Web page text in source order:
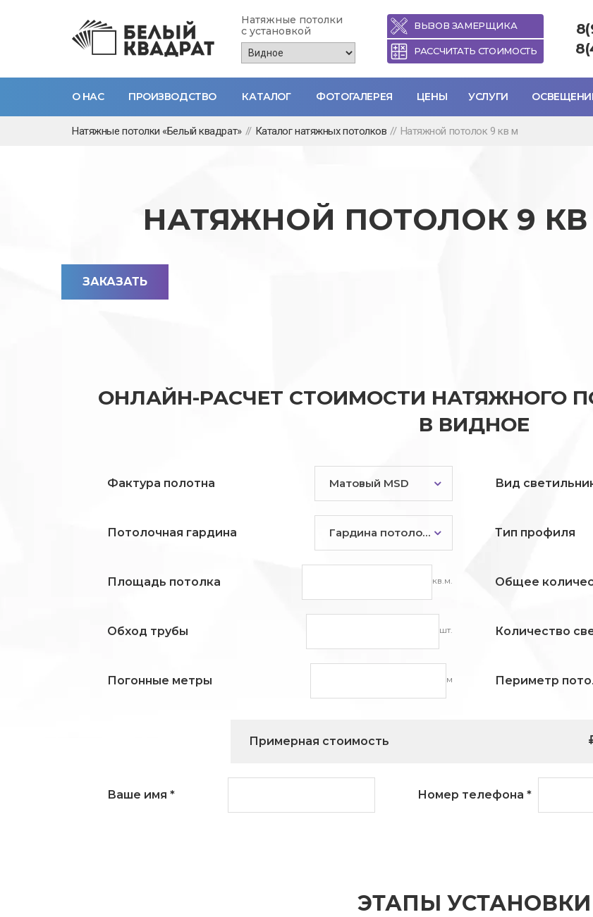
Натяжные потолки
с установкой
ВЫЗОВ ЗАМЕРЩИКА
РАССЧИТАТЬ СТОИМОСТЬ
О НАС ПРОИЗВОДСТВО КАТАЛОГ ФОТОГАЛЕРЕЯ ЦЕНЫ УСЛУГИ
Натяжные потолки «Белый квадрат» // Каталог натяжных потолков // Натяжной потолок 9 кв м
НАТЯЖНОЙ ПОТОЛОК 9
ЗАКАЗАТЬ
ОНЛАЙН-РАСЧЕТ СТОИМОСТИ НАТЯЖНОГО
В ВИДНОЕ
Фактура полотна Матовый MSD Вид
Потолочная гардина Гардина потолочная Тип профиля
Площадь потолка кв.м. Общее
Обход трубы шт. Количество
Погонные метры м Периметр
Примерная стоимость
Ваше имя * Номер телефона *
ЭТАПЫ УСТАНОВКИ